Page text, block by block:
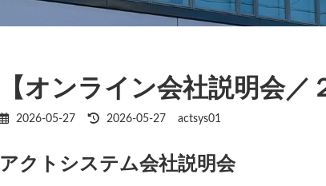
【オンライン会社説明会／
2026-05-27
最
新
2026-05-27 actsys01
アクトシステム会社説明会